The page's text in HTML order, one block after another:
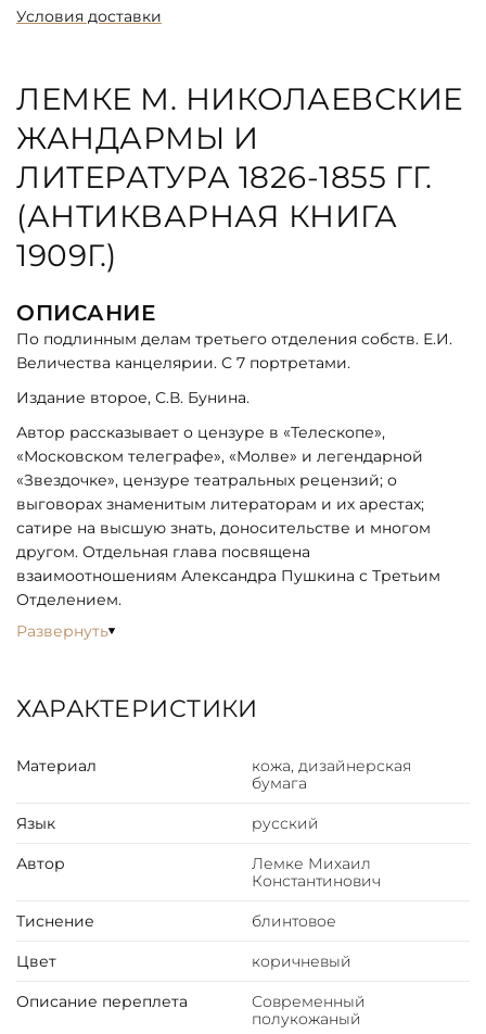
Условия доставки
ЛЕМКЕ М. НИКОЛАЕВСКИЕ
ЖАНДАРМЫ И
ЛИТЕРАТУРА 1826-1855 ГГ.
(АНТИКВАРНАЯ КНИГА
1909Г.)
ОПИСАНИЕ
По подлинным делам третьего отделения собств. Е.И.
Величества канцелярии. С 7 портретами.
Издание второе, С.В. Бунина.
Автор рассказывает о цензуре в «Телескопе»,
«Московском телеграфе», «Молве» и легендарной
«Звездочке», цензуре театральных рецензий; о
выговорах знаменитым литераторам и их арестах;
сатире на высшую знать, доносительстве и многом
другом. Отдельная глава посвящена
взаимоотношениям Александра Пушкина с Третьим
Отделением.
Развернуть
ХАРАКТЕРИСТИКИ
Материал
кожа, дизайнерская
бумага
Язык русский
Автор
Лемке Михаил
Константинович
Тиснение блинтовое
Цвет коричневый
Описание переплета
Современный
полукожаный